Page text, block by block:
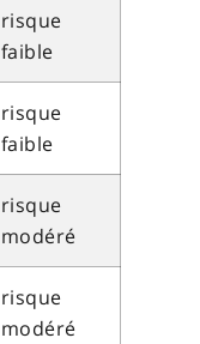
risque
faible
risque
faible
risque
modéré
risque
modéré